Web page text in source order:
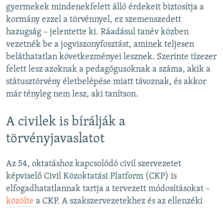
gyermekek mindenekfelett álló érdekeit biztosítja a
kormány ezzel a törvénnyel, ez szemenszedett
hazugság – jelentette ki. Ráadásul tanév közben
vezetnék be a jogviszonyfosztást, aminek teljesen
beláthatatlan következményei lesznek. Szerinte tízezer
felett lesz azoknak a pedagógusoknak a száma, akik a
státusztörvény életbelépése miatt távoznak, és akkor
már tényleg nem lesz, aki tanítson.
A civilek is bírálják a
törvényjavaslatot
Az 54, oktatáshoz kapcsolódó civil szervezetet
képviselő Civil Közoktatási Platform (CKP) is
elfogadhatatlannak tartja a tervezett módosításokat –
közölte a CKP. A szakszervezetekhez és az ellenzéki